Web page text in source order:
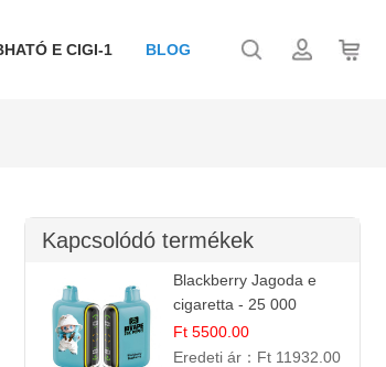
E CIGI-1 BLOG
Kapcsolódó termékek
Blackberry Jagoda e
cigaretta - 25 000
szívás
Ft 5500.00
Eredeti ár： Ft 11932.00